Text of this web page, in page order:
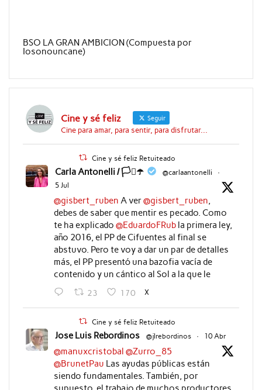
BSO LA GRAN AMBICION (Compuesta por
Iosonouncane)
Cine y sé feliz Seguir
Cine para amar, para sentir, para disfrutar...
Cine y sé feliz Retuiteado
Carla Antonelli / 🏳️‍⚧️☂️ @carlaantonelli
·
5 Jul
@gisbert_ruben A ver@gisbert_ruben
debes de saber que mentir es pecado. Como
te ha explicado @EduardoFRubla primera ley,
año 2016, el PP de Cifuentes al final se
abstuvo. Pero te voy a dar un par de detalles
más, el PP presentó una bazofia vacía de
contenido y un cántico al Sol a la que le
23 170 X
Cine y sé feliz Retuiteado
Jose Luis Rebordinos @jlrebordinos · 10 Abr
@manuxcristobal @Zurro_85
@BrunetPau Las ayudas públicas están
siendo fundamentales. También, por